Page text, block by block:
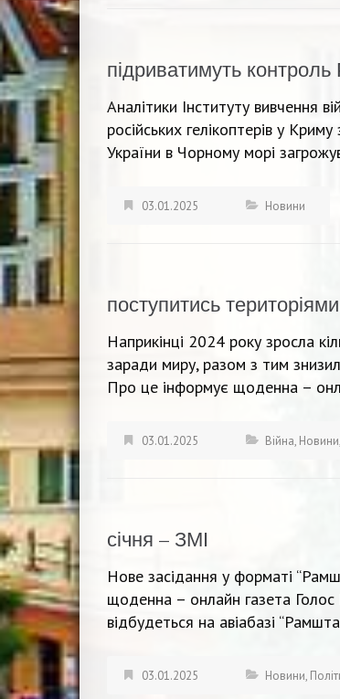
підриватимуть
Аналітики Інституту вивчення
російських гелікоптерів у
України в Чорному морі
03.01.2025 Новини
поступитись
Наприкінці 2024 року зросла
заради миру, разом з тим
Про це інформує щоденна –
03.01.2025 Війна, Новини,
січня – ЗМІ
Нове засідання у форматі
щоденна – онлайн газета Голос
відбудеться на авіабазі
03.01.2025 Новини,